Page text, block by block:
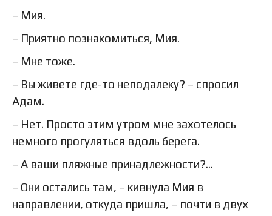
– Мия.
– Приятно познакомиться, Мия.
– Мне тоже.
– Вы живете где-то неподалеку? – спросил
Адам.
– Нет. Просто этим утром мне захотелось
немного прогуляться вдоль берега.
– А ваши пляжные принадлежности?…
– Они остались там, – кивнула Мия в
направлении, откуда пришла, – почти в двух